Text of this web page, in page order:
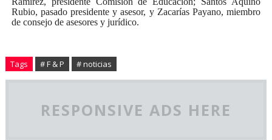
Rubio, pasado presidente y asesor, y Zacarías Payano, miembro
de consejo de asesores y jurídico.
Tags # F & P # noticias
RESPONSIVE ADS HERE